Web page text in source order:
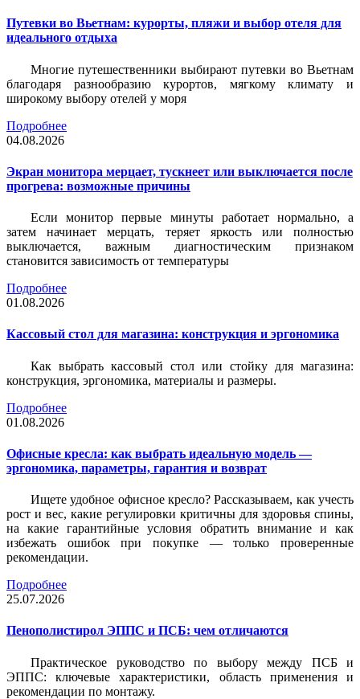
Путевки во Вьетнам: курорты, пляжи и выбор отеля для
идеального отдыха
Многие путешественники выбирают путевки во Вьетнам
благодаря разнообразию курортов, мягкому климату и
широкому выбору отелей у моря
Подробнее
04.08.2026
Экран монитора мерцает, тускнеет или выключается после
прогрева: возможные причины
Если монитор первые минуты работает нормально, а
затем начинает мерцать, теряет яркость или полностью
выключается, важным диагностическим признаком
становится зависимость от температуры
Подробнее
01.08.2026
Кассовый стол для магазина: конструкция и эргономика
Как выбрать кассовый стол или стойку для магазина:
конструкция, эргономика, материалы и размеры.
Подробнее
01.08.2026
Офисные кресла: как выбрать идеальную модель —
эргономика, параметры, гарантия и возврат
Ищете удобное офисное кресло? Рассказываем, как учесть
рост и вес, какие регулировки критичны для здоровья спины,
на какие гарантийные условия обратить внимание и как
избежать ошибок при покупке — только проверенные
рекомендации.
Подробнее
25.07.2026
Пенополистирол ЭППС и ПСБ: чем отличаются
Практическое руководство по выбору между ПСБ и
ЭППС: ключевые характеристики, область применения и
рекомендации по монтажу.